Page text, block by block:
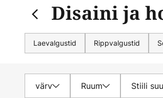
Disaini ja
Laevalgustid Rippvalgustid
värv Ruum Stiili